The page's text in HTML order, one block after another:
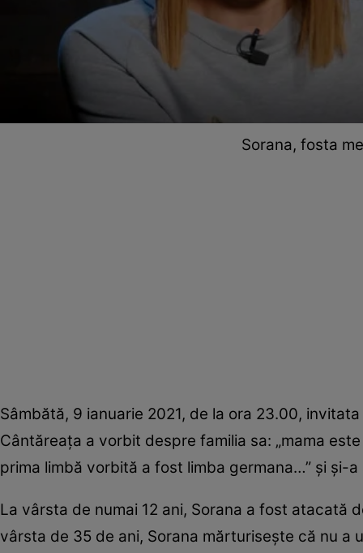
Sorana, fosta
Sâmbătă, 9 ianuarie 2021, de la ora 23.00,
Cântăreața a vorbit despre familia sa: „mama
prima limbă vorbită a fost limba germana…” și și-
La vârsta de numai 12 ani, Sorana a fost atacată
vârsta de 35 de ani, Sorana mărturisește că nu a